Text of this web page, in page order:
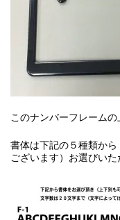
このナンバーフレーム
書体は下記の５種類か
ございます）お選びいた